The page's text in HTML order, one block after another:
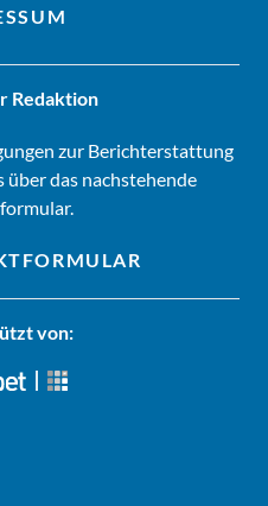
Redaktion
zur Berichterstattung
über das nachstehende
von: